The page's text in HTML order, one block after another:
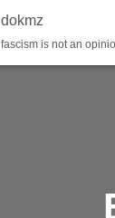
dokmz
fascism is not an